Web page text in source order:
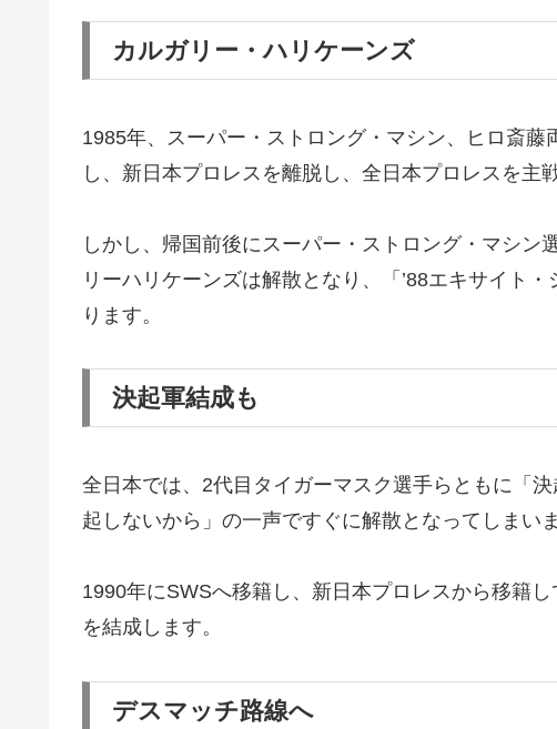
カルガリー・ハリケーンズ
1985年、スーパー・ストロング・マシン、ヒロ斎
し、新日本プロレスを離脱し、全日本プロレスを主
しかし、帰国前後にスーパー・ストロング・マシ
リーハリケーンズは解散となり、「’88エキサイト
ります。
決起軍結成も
全日本では、2代目タイガーマスク選手らともに「
起しないから」の一声ですぐに解散となってしまいま
1990年にSWSへ移籍し、新日本プロレスから移籍
を結成します。
デスマッチ路線へ